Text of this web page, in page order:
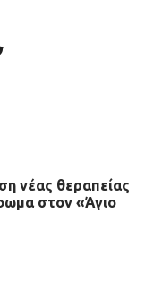
νέας θεραπείας
στον «Άγιο